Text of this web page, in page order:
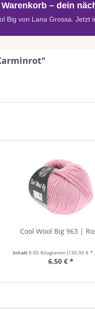
– dein
Big von Lana Grossa. Jetzt
Cool Wool Big 963 |
Inhalt0.05 Kilogramm(130,00 € * / 1
6,50 € *